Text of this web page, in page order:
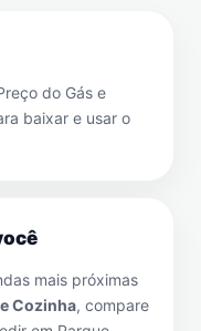
do Gás e
baixar e usar o
mais próximas
Cozinha, compare